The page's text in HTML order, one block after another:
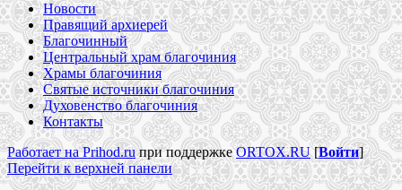
Новости
Правящий архиерей
Благочинный
Центральный храм благочиния
Храмы благочиния
Святые источники благочиния
Духовенство благочиния
Контакты
Работает на Prihod.ruпри поддержкеORTOX.RU[Войти]
Перейти к верхней панели